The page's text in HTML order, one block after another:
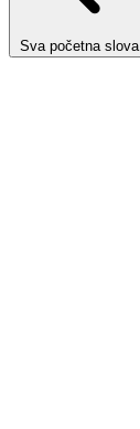
Sva početna slova